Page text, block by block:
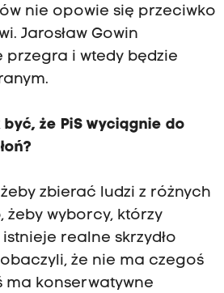
nie opowie się przeciwko
Jarosław Gowin
i wtedy będzie
że PiS wyciągnie do
zbierać ludzi z różnych
żeby wyborcy, którzy
istnieje realne skrzydło
że nie ma czegoś
ma konserwatywne